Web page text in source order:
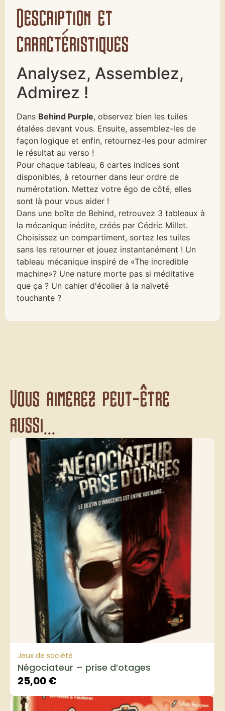
Description et
caractéristiques
Analysez, Assemblez,
Admirez !
Dans Behind Purple, observez bien les tuiles
étalées devant vous. Ensuite, assemblez-les de
façon logique et enfin, retournez-les pour admirer
le résultat au verso !
Pour chaque tableau, 6 cartes indices sont
disponibles, à retourner dans leur ordre de
numérotation. Mettez votre égo de côté, elles
sont là pour vous aider !
Dans une boîte de Behind, retrouvez 3 tableaux à
la mécanique inédite, créés par Cédric Millet.
Choisissez un compartiment, sortez les tuiles
sans les retourner et jouez instantanément ! Un
tableau mécanique inspiré de «The incredible
machine»? Une nature morte pas si méditative
que ça ? Un cahier d'écolier à la naïveté
touchante ?
Vous aimerez peut-être
aussi...
Jeux de société
Négociateur – prise d’otages
25,00€